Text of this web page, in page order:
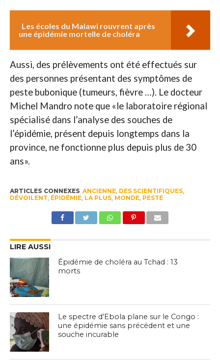
Les écoles du Malawi rouvrent après
une épidémie mortelle de choléra
Aussi, des prélèvements ont été effectués sur
des personnes présentant des symptômes de
peste bubonique (tumeurs, fièvre …). Le docteur
Michel Mandro note que «le laboratoire régional
spécialisé dans l’analyse des souches de
l’épidémie, présent depuis longtemps dans la
province, ne fonctionne plus depuis plus de 30
ans».
ARTICLES CONNEXES ANCIENNE, DES SCIENTIFIQUES,
DÉVOILENT, ÉPIDÉMIE, LA PLUS, MONDE, PESTE
LIRE AUSSI
Épidémie de choléra au Tchad : 13
morts
Le spectre d’Ebola plane sur le Congo :
une épidémie sans précédent et une
souche incurable